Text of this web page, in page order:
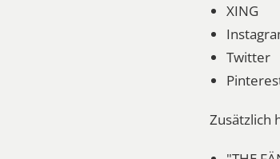
XING
Twitter
Zusätzlich